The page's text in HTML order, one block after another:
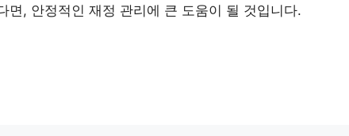
면, 안정적인 재정 관리에 큰 도움이 될 것입니다.